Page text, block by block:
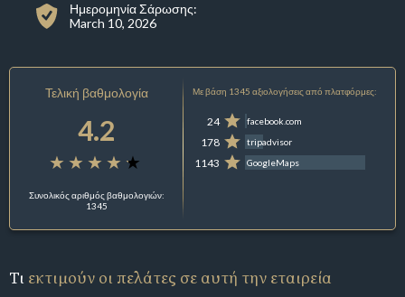
Ημερομηνία Σάρωσης:
March 10, 2026
Τελική βαθμολογία
4.2
Συνολικός αριθμός βαθμολογιών:
1345
Με βάση 1345 αξιολογήσεις από πλατφόρμες:
24 facebook.com
178 tripadvisor
1143 GoogleMaps
Τι εκτιμούν οι πελάτες σε αυτή την εταιρεία